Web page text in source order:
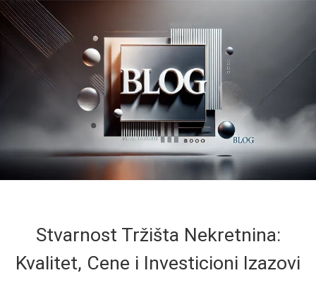
Stvarnost Tržišta Nekretnina:
Kvalitet, Cene i Investicioni Izazovi